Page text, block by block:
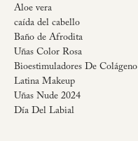
Aloe vera
caída del cabello
Baño de Afrodita
Uñas Color Rosa
Bioestimuladores De Colágeno
Latina Makeup
Uñas Nude 2024
Día Del Labial